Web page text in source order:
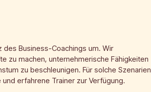
des Business-Coachings um. Wir
zu machen, unternehmerische Fähigkeiten
zu beschleunigen. Für solche Szenarien
erfahrene Trainer zur Verfügung.